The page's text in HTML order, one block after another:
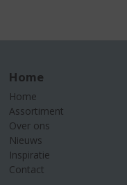
Home
Home
Assortiment
Over ons
Nieuws
Inspiratie
Contact